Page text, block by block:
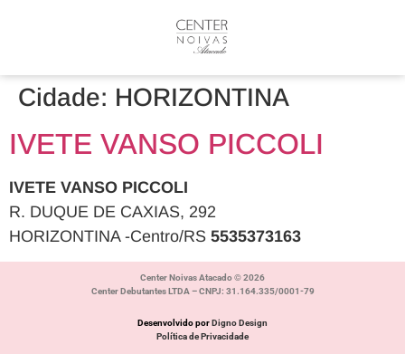
Cidade: HORIZONTINA
IVETE VANSO PICCOLI
IVETE VANSO PICCOLI
R. DUQUE DE CAXIAS, 292
HORIZONTINA -Centro/RS 5535373163
Center Noivas Atacado © 2026
Center Debutantes LTDA – CNPJ: 31.164.335/0001-79
Desenvolvido por Digno Design
Política de Privacidade